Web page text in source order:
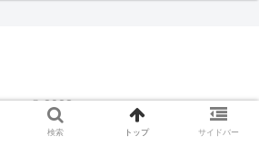
© 2023 .
検索 トップ サイドバー